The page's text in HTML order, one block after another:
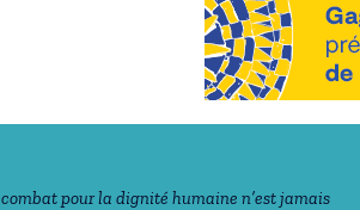
philosophie
combat pour la dignité humaine n’est jamais